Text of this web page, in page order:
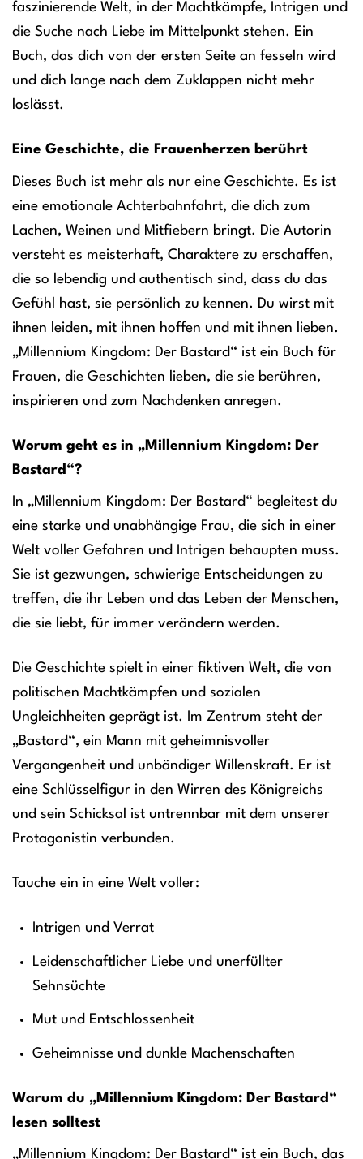
faszinierende Welt, in der Machtkämpfe, Intrigen und
die Suche nach Liebe im Mittelpunkt stehen. Ein
Buch, das dich von der ersten Seite an fesseln wird
und dich lange nach dem Zuklappen nicht mehr
loslässt.
Eine Geschichte, die Frauenherzen berührt
Dieses Buch ist mehr als nur eine Geschichte. Es ist
eine emotionale Achterbahnfahrt, die dich zum
Lachen, Weinen und Mitfiebern bringt. Die Autorin
versteht es meisterhaft, Charaktere zu erschaffen,
die so lebendig und authentisch sind, dass du das
Gefühl hast, sie persönlich zu kennen. Du wirst mit
ihnen leiden, mit ihnen hoffen und mit ihnen lieben.
„Millennium Kingdom: Der Bastard“ ist ein Buch für
Frauen, die Geschichten lieben, die sie berühren,
inspirieren und zum Nachdenken anregen.
Worum geht es in „Millennium Kingdom: Der
Bastard“?
In „Millennium Kingdom: Der Bastard“ begleitest du
eine starke und unabhängige Frau, die sich in einer
Welt voller Gefahren und Intrigen behaupten muss.
Sie ist gezwungen, schwierige Entscheidungen zu
treffen, die ihr Leben und das Leben der Menschen,
die sie liebt, für immer verändern werden.
Die Geschichte spielt in einer fiktiven Welt, die von
politischen Machtkämpfen und sozialen
Ungleichheiten geprägt ist. Im Zentrum steht der
„Bastard“, ein Mann mit geheimnisvoller
Vergangenheit und unbändiger Willenskraft. Er ist
eine Schlüsselfigur in den Wirren des Königreichs
und sein Schicksal ist untrennbar mit dem unserer
Protagonistin verbunden.
Tauche ein in eine Welt voller:
Intrigen und Verrat
Leidenschaftlicher Liebe und unerfüllter
Sehnsüchte
Mut und Entschlossenheit
Geheimnisse und dunkle Machenschaften
Warum du „Millennium Kingdom: Der Bastard“
lesen solltest
„Millennium Kingdom: Der Bastard“ ist ein Buch, das